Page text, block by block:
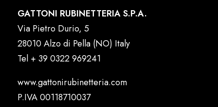
GATTONI RUBINETTERIA S.P.A.
Via Pietro Durio, 5
28010 Alzo di Pella (NO) Italy
Tel + 39 0322 969241
www.gattonirubinetteria.com
P.IVA 00118710037